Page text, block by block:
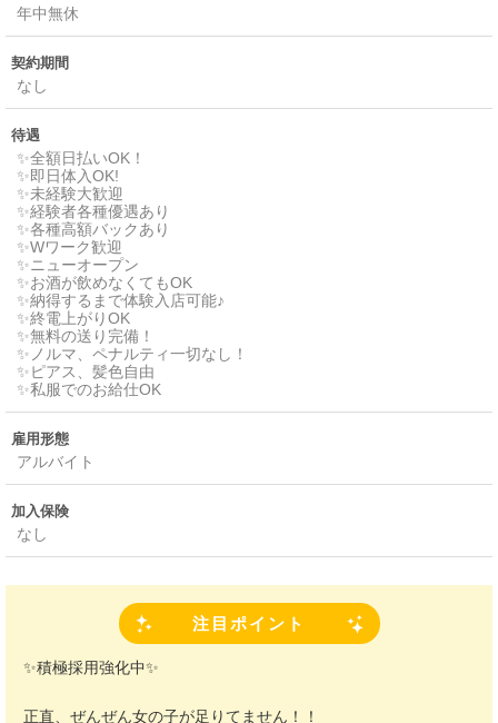
年中無休
契約期間
なし
待遇
✨️全額日払いOK！
✨️即日体入OK!
✨️未経験大歓迎
✨️経験者各種優遇あり
✨️各種高額バックあり
✨️Wワーク歓迎
✨️ニューオープン
✨️お酒が飲めなくてもOK
✨️納得するまで体験入店可能♪
✨️終電上がりOK
✨️無料の送り完備！
✨️ノルマ、ペナルティ一切なし！
✨️ピアス、髪色自由
✨️私服でのお給仕OK
雇用形態
アルバイト
加入保険
なし
注目ポイント
✨️積極採用強化中✨️
正直、ぜんぜん女の子が足りてません！！